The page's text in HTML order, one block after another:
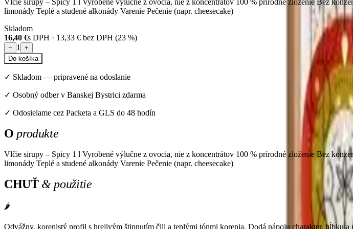
limonády Teplé a studené alkonády Varenie Pečenie (napr. cheesecake)
Skladom
16,40 €s DPH · 13,33 € bez DPH (23 %)
− 1
+
Do košíka
✓ Skladom — pripravené na odoslanie
✓ Osobný odber v Banskej Bystrici zdarma
✓ Odosielame cez Packeta a GLS do 48 hodín
O produkte
Vlčie sirupy – Spicy 1 l Vyrobené výlučne z ovocia, nie z koncentrátov 100 % prírodné zloženie Bez
limonády Teplé a studené alkonády Varenie Pečenie (napr. cheesecake)
CHUŤ & použitie
🌶️
Odvážny, korenistý profil s hrejivým štipnutím čili a teplými tónmi korenia. Dodá nápoju charakter, hĺbku